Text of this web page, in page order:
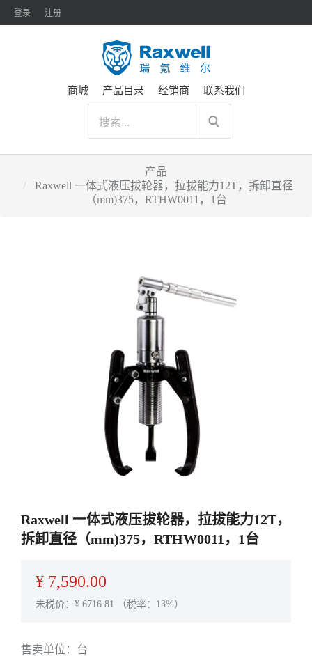
登录 注册
商城 产品目录 经销商 联系我们
产品
Raxwell 一体式液压拔轮器，拉拔能力12T，拆卸直径
（mm)375，RTHW0011，1台
Raxwell 一体式液压拔轮器，拉拔能力12T，
拆卸直径（mm)375，RTHW0011，1台
¥ 7,590.00
未税价：¥ 6716.81 （税率：13%）
售卖单位： 台